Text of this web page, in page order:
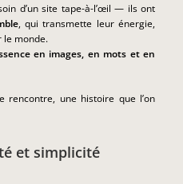
d’un site tape-à-l’œil — ils ont
, qui transmette leur énergie,
le monde.
en images, en mots et en
rencontre, une histoire que l’on
et simplicité